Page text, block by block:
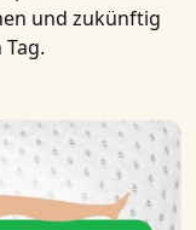
und zukünftig